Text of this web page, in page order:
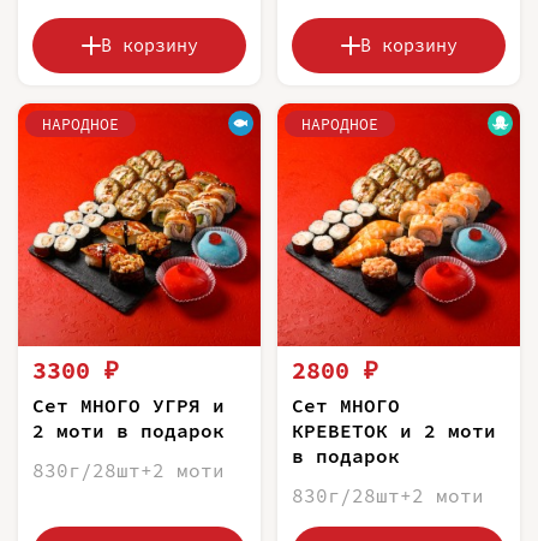
В корзину В корзину
НАРОДНОЕ
3300 ₽
Сет МНОГО УГРЯ и
2 моти в подарок
830г/28шт+2 моти
НАРОДНОЕ
2800 ₽
Сет МНОГО
КРЕВЕТОК и 2 моти
в подарок
830г/28шт+2 моти